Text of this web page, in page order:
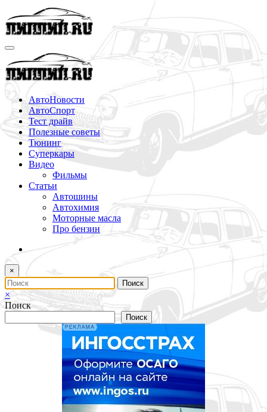
Перейти
к
содержимому
АвтоНовости
АвтоСпорт
Тест драйв
Полезные советы
Тюнинг
Суперкары
Видео
Фильмы
Статьи
Автошины
Автохимия
Моторные масла
Про бензин
×
×
Поиск
Поиск